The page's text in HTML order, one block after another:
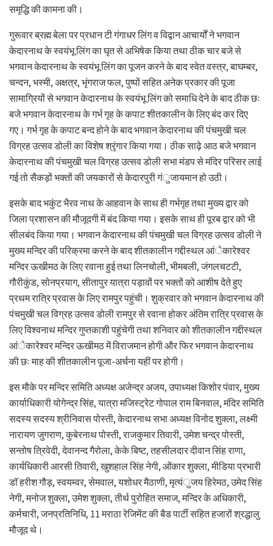
समृद्धि की कामना की।
गुरूवार ब्रह्म बेला पर प्रधान टी गंगाधर लिंग व विद्वान आचार्यों ने भगवान
केदारनाथ के स्वयंभू लिंग का घृत से अभिषेक किया तथा ठीक चार बजे से
भगवान केदारनाथ के स्वयंभू लिंग का पूजन करने के बाद स्वेत वस्त्र, बाघम्बर,
चन्दन, भस्मी, अक्षत्र, भृंगराज फल, पुष्पों सहित अनेक प्रकार की पूजा
सामाग्रियों से भगवान केदारनाथ के स्वयंभू लिंग को समाधि देने के बाद ठीक छः
बजे भगवान केदारनाथ के गर्भ गृह के कपाट शीतकालीन के लिए बंद कर दिए
गए। गर्भ गृह के कपाट बन्द होने के बाद भगवान केदारनाथ की पंचमुखी चल
विग्रह उत्सव डोली का विशेष श्रृंगार किया गया। ठीक साढ़े आठ बजे भगवान
केदारनाथ की पंचमुखी चल विग्रह उत्सव डोली सभा मंडप से मंदिर परिसर लाई
गई तो सैकड़ों भक्तों की जयकारों से केदारपुरी गंुजायमान हो उठी।
इसके बाद भकुंट भैरव नाथ के आहवान के साथ ही गर्भगृह तथा मुख्य द्वार को
जिला प्रशासन की मौजूदगी में बंद किया गया। इसके साथ ही पूरब द्वार को भी
सीलबंद किया गया। भगवान केदारनाथ की पंचमुखी चल विग्रह उत्सव डोली ने
मुख्य मन्दिर की परिक्रमा करने के बाद शीतकालीन गद्दीस्थल आंेकारेश्वर
मन्दिर ऊखीमठ के लिए रवाना हुई तथा लिनचोली, भीमबली, जंगलचटटी,
गौरीकुंड, सोनप्रयाग, सीतापुर यात्रा पड़ावों पर भक्तों को आशीष देते हुए
प्रथम रात्रि प्रवास के लिए रामपुर पहुंची। शुक्रवार को भगवान केदारनाथ की
पंचमुखी चल विग्रह उत्सव डोली रामपुर से रवाना होकर अंतिम रात्रि प्रवास के
लिए विश्वनाथ मन्दिर गुप्तकाशी पहुंचेगी तथा शनिवार को शीतकालीन गद्दीस्थल
आंेकारेश्वर मन्दिर ऊखीमठ में विराजमान होगी और फिर भगवान केदारनाथ
की छः माह की शीतकालीन पूजा-अर्चना यहीं पर होगी।
इस मौके पर मन्दिर समिति अध्यक्ष अजेन्द्र अजय, उपाध्यक्ष किशोर पंवार, मुख्य
कार्याधिकारी योगेन्द्र सिंह, यात्रा मजिस्ट्रेट गोपाल राम बिनवाल, मंदिर समिति
सदस्य सदस्य श्रीनिवास पोस्ती, केदारनाथ सभा अध्यक्ष विनोद शुक्ला, लक्ष्मी
नारायण जुगराण, कुबेरनाथ पोस्ती, राजकुमार तिवारी, उमेश चन्द्र पोस्ती,
सन्तोष त्रिवेदी, देवानन्द गैरोला, केके बिष्ट, तहसीलदार दीवान सिंह राणा,
कार्यधिकारी आरसी तिवारी, खुशहाल सिंह नेगी, ओंकार शुक्ला, मीडिया प्रभारी
डाॅ हरीश गौड़, स्वयम्वर, सेमवाल, यशोधर मैठाणी, मृत्यंुजय हिरेमठ, उमेद सिंह
नेगी, मनोज शुक्ला, उमेश शुक्ला, तीर्थ पुरोहित समाज, मन्दिर के अधिकारी,
कर्मचारी, जनप्रतिनिधि, 11 मराठा रेजिमेंट की बैड पार्टी सहित हजारों श्रद्धालु
मौजूद थे।